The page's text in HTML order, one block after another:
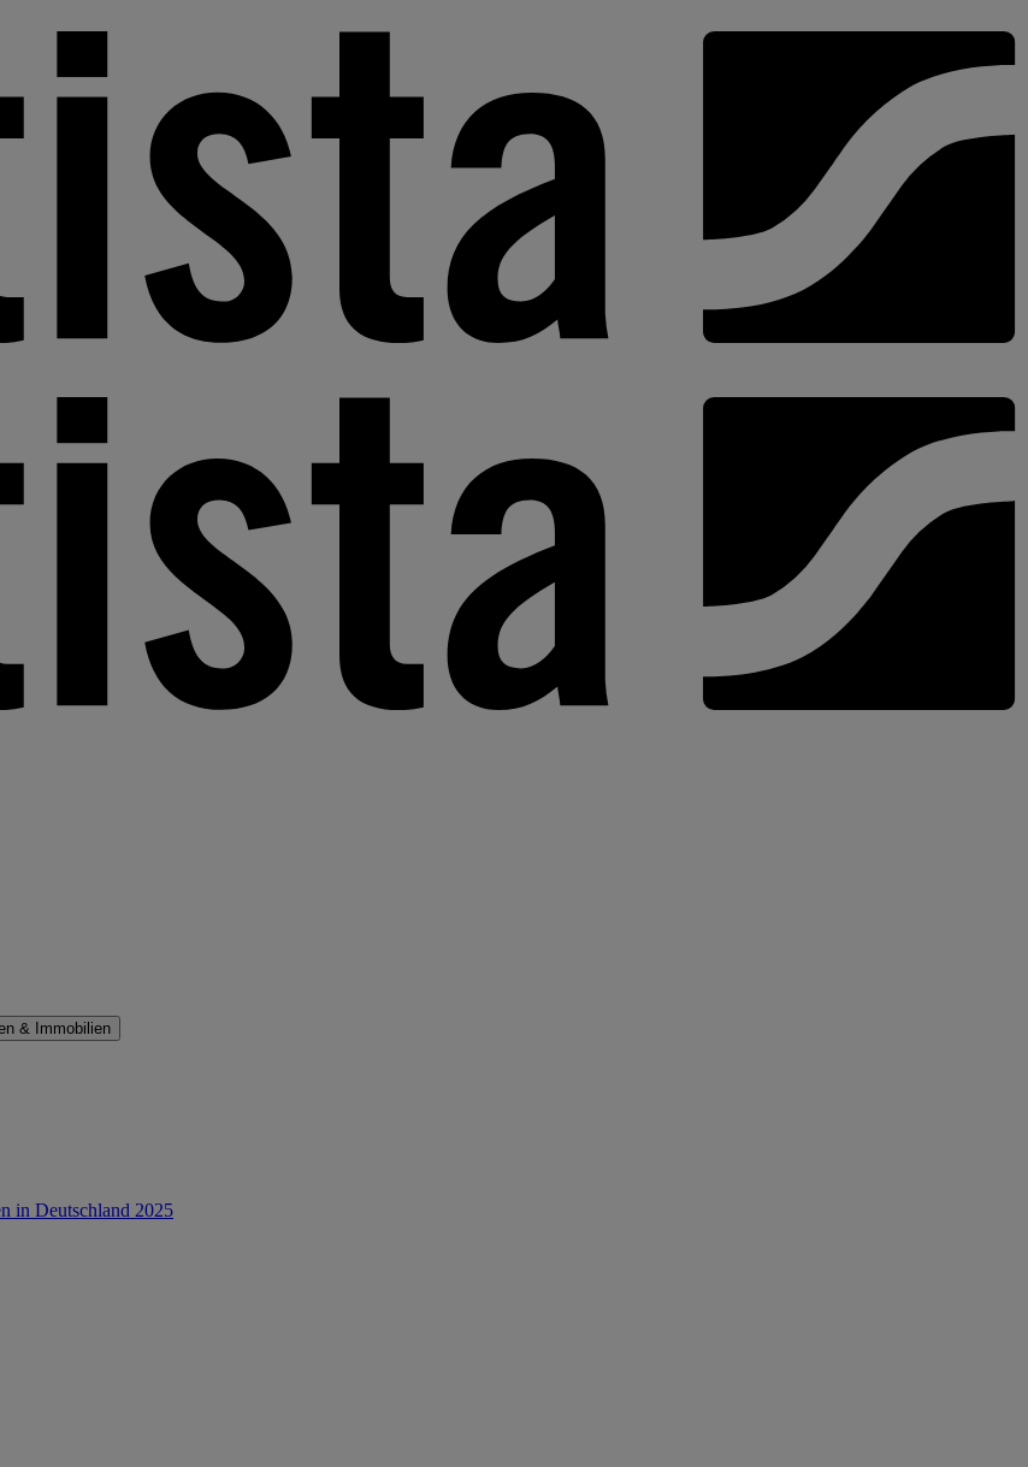
& Immobilien
in Deutschland 2025